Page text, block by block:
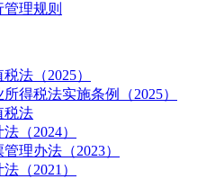
理规则
法（2025）
得税法实施条例（2025）
税法
（2024）
理办法（2023）
（2021）